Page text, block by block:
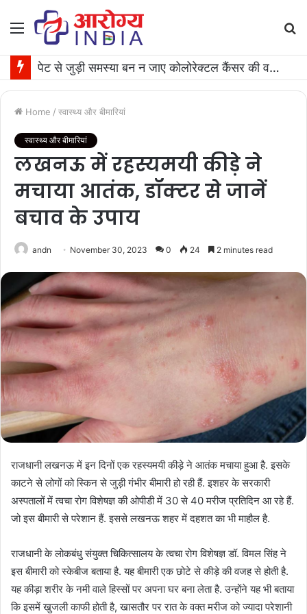
Menu
पेट से जुड़ी समस्या बन न जाए कोलोरेक्टल कैंसर की वजह, जान लीजिए टेस्ट कराने का समय
Home / स्वास्थ्य और बीमारियां
स्वास्थ्य और बीमारियां
लखनऊ में रहस्यमयी कीड़े ने
मचाया आतंक, डॉक्टर से जानें
बचाव के उपाय
andn November 30, 2023 0 24 2 minutes read
राजधानी लखनऊ में इन दिनों एक रहस्यमयी कीड़े ने आतंक मचाया हुआ है. इसके
काटने से लोगों को स्किन से जुड़ी गंभीर बीमारी हो रही हैं. इशहर के सरकारी
अस्पतालों में त्वचा रोग विशेषज्ञ की ओपीडी में 30 से 40 मरीज प्रतिदिन आ रहे हैं.
जो इस बीमारी से परेशान हैं. इससे लखनऊ शहर में दहशत का भी माहौल है.
राजधानी के लोकबंधु संयुक्त चिकित्सालय के त्वचा रोग विशेषज्ञ डॉ. विमल सिंह ने
इस बीमारी को स्केबीज बताया है. यह बीमारी एक छोटे से कीड़े की वजह से होती है.
यह कीड़ा शरीर के नमी वाले हिस्सों पर अपना घर बना लेता है. उन्होंने यह भी बताया
कि इसमें खुजली काफी होती है, खासतौर पर रात के वक्त मरीज को ज्यादा परेशानी